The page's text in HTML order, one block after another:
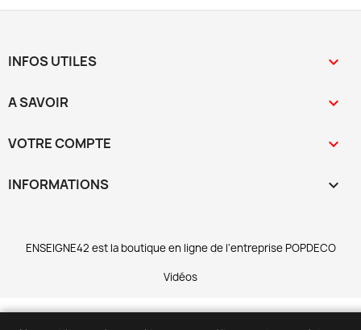
INFOS UTILES 
A SAVOIR 
VOTRE COMPTE 
INFORMATIONS keyboard_arrow_down
ENSEIGNE42 est la boutique en ligne de l'entreprise POPDECO
Vidéos